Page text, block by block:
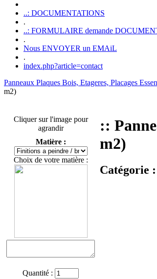
..: DOCUMENTATIONS
.
..: FORMULAIRE demande
.
Nous ENVOYER un EMAiL
.
index.php?article=contact
Panneaux Plaques Bois, Etageres, Placages
m2)
Cliquer sur l'image pour
agrandir
Matière :
Choix de votre matière :
Quantité :
::
m2)
Catégorie :